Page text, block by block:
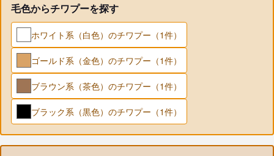
毛色からチワプーを探す
ホワイト系（白色）のチワプー（1件）
ゴールド系（金色）のチワプー（1件）
ブラウン系（茶色）のチワプー（1件）
ブラック系（黒色）のチワプー（1件）